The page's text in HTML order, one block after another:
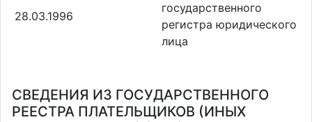
28.03.1996
государственного
регистра юридического
лица
СВЕДЕНИЯ ИЗ ГОСУДАРСТВЕННОГО
РЕЕСТРА ПЛАТЕЛЬЩИКОВ (ИНЫХ